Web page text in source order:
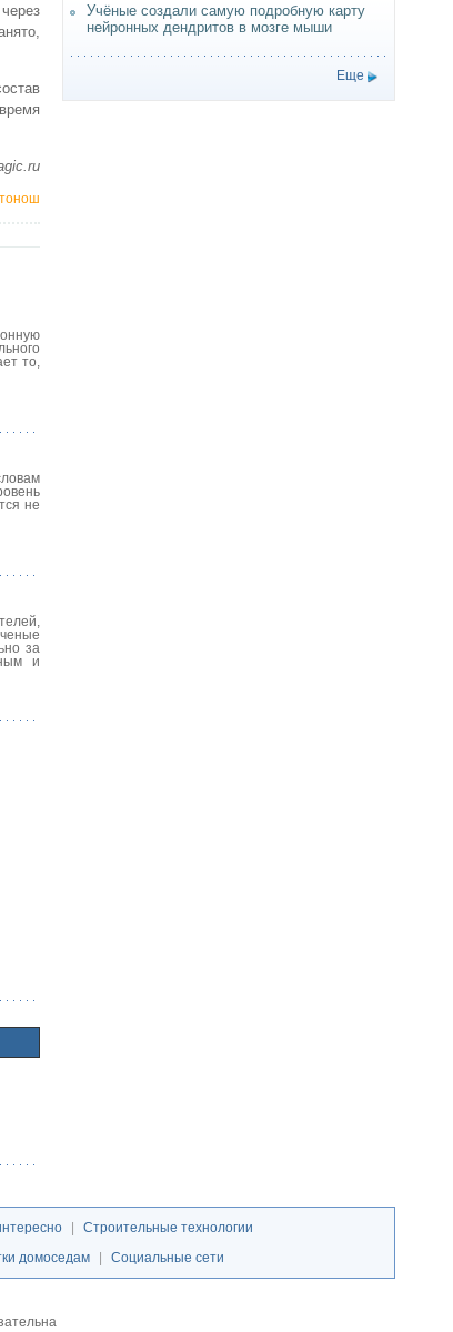
то,
не
за
и
Учёные создали самую подробную карту
нейронных дендритов в мозге мыши
Еще
Строительные технологии
домоседам Социальные сети